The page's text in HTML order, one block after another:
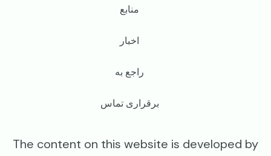
منابع
اخبار
راجع به
برقراری تماس
The content on this website is developed by